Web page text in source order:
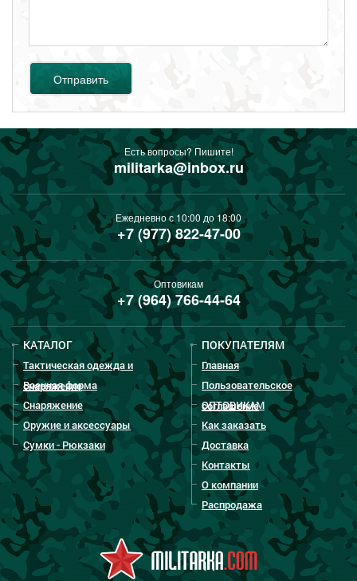
Отправить
Есть вопросы? Пишите!
militarka@inbox.ru
Ежедневно с 10:00 до 18:00
+7 (977) 822-47-00
Оптовикам
+7 (964) 766-44-64
КАТАЛОГ
Тактическая одежда и
снаряжение
Военная форма
Снаряжение
Оружие и аксессуары
Сумки - Рюкзаки
ПОКУПАТЕЛЯМ
Главная
Пользовательское
соглашение
ОПТОВИКАМ
Как заказать
Доставка
Контакты
О компании
Распродажа